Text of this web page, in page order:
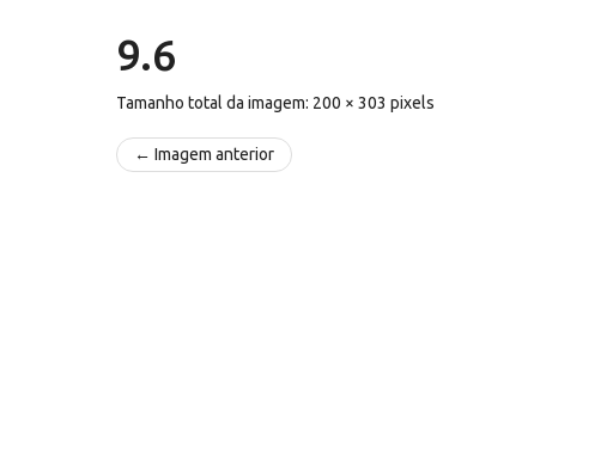
9.6
Tamanho total da imagem: 200 × 303 pixels
← Imagem anterior